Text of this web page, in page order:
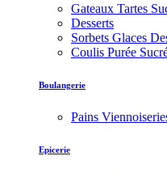
Gateaux Tartes
Desserts
Sorbets Glaces
Coulis Purée
Boulangerie
Pains
Epicerie